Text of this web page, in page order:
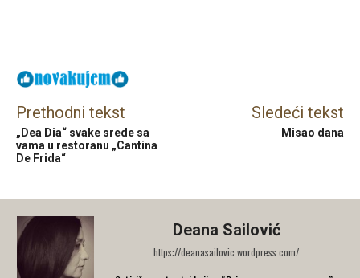
Prethodni tekst
„Dea Dia“ svake srede sa
vama u restoranu „Cantina
De Frida“
Sledeći tekst
Misao dana
Deana Sailović
https://deanasailovic.wordpress.com/